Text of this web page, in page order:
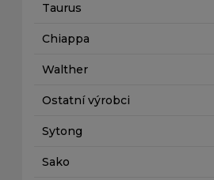
Taurus
Chiappa
Walther
Ostatní výrobci
Sytong
Sako